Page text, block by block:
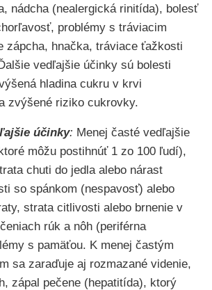
nádcha (nealergická rinitída), bolesť
problémy s tráviacim
zápcha, hnačka, tráviace ťažkosti
vedľajšie účinky sú bolesti
hladina cukru v krvi
zvýšené riziko cukrovky.
účinky: Menej časté vedľajšie
môžu postihnúť 1 zo 100 ľudí),
chuti do jedla alebo nárast
so spánkom (nespavosť) alebo
strata citlivosti alebo brnenie v
rúk a nôh (periférna
s pamäťou. K menej častým
sa zaraďuje aj rozmazané videnie,
zápal pečene (hepatitída), ktorý